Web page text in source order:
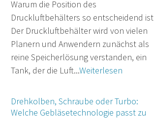
Warum die Position des
Druckluftbehälters so entscheidend ist
Der Druckluftbehälter wird von vielen
Planern und Anwendern zunächst als
reine Speicherlösung verstanden, ein
Tank, der die Luft...Weiterlesen
Drehkolben, Schraube oder Turbo:
Welche Gebläsetechnologie passt zu